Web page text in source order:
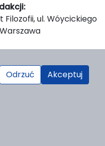
Filozofii, ul. Wóycickiego
ul. Dewajtis 5, domek
Odrzuć Akceptuj